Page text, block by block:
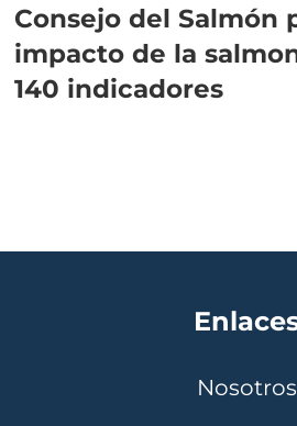
Consejo del Salmón
impacto de la
140 indicadores
Nosotros